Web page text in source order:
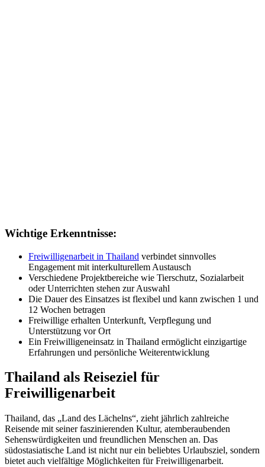
Wichtige Erkenntnisse:
Freiwilligenarbeit in Thailand verbindet sinnvolles
Engagement mit interkulturellem Austausch
Verschiedene Projektbereiche wie Tierschutz, Sozialarbeit
oder Unterrichten stehen zur Auswahl
Die Dauer des Einsatzes ist flexibel und kann zwischen 1 und
12 Wochen betragen
Freiwillige erhalten Unterkunft, Verpflegung und
Unterstützung vor Ort
Ein Freiwilligeneinsatz in Thailand ermöglicht einzigartige
Erfahrungen und persönliche Weiterentwicklung
Thailand als Reiseziel für
Freiwilligenarbeit
Thailand, das „Land des Lächelns“, zieht jährlich zahlreiche
Reisende mit seiner faszinierenden Kultur, atemberaubenden
Sehenswürdigkeiten und freundlichen Menschen an. Das
südostasiatische Land ist nicht nur ein beliebtes Urlaubsziel, sondern
bietet auch vielfältige Möglichkeiten für Freiwilligenarbeit.